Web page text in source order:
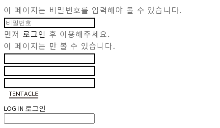
이 페이지는 비밀번호를 입력해야 볼 수 있습니다.
먼저 로그인 후 이용해주세요.
이 페이지는 만 볼 수 있습니다.
LOG IN 로그인